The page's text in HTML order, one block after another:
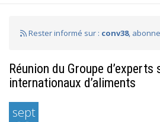
Rester informé sur : conv38,
Réunion du Groupe
internationaux d’aliments
sept